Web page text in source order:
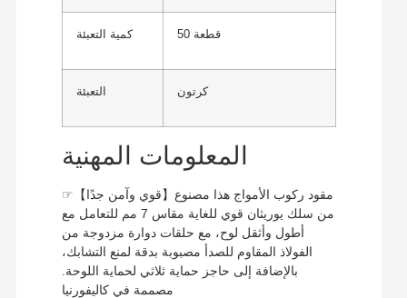
كمية التعبئة 50 قطعة
التعبئة كرتون
المعلومات المهنية
☞【قوي وآمن جدًا】مقود ركوب الأمواج هذا مصنوع
من سلك يوريثان قوي للغاية مقاس 7 مم للتعامل مع
أطول وأثقل لوح، مع حلقات دوارة مزدوجة من
الفولاذ المقاوم للصدأ مصبوبة بدقة لمنع التشابك،
بالإضافة إلى حاجز حماية ثلاثي لحماية اللوحة.